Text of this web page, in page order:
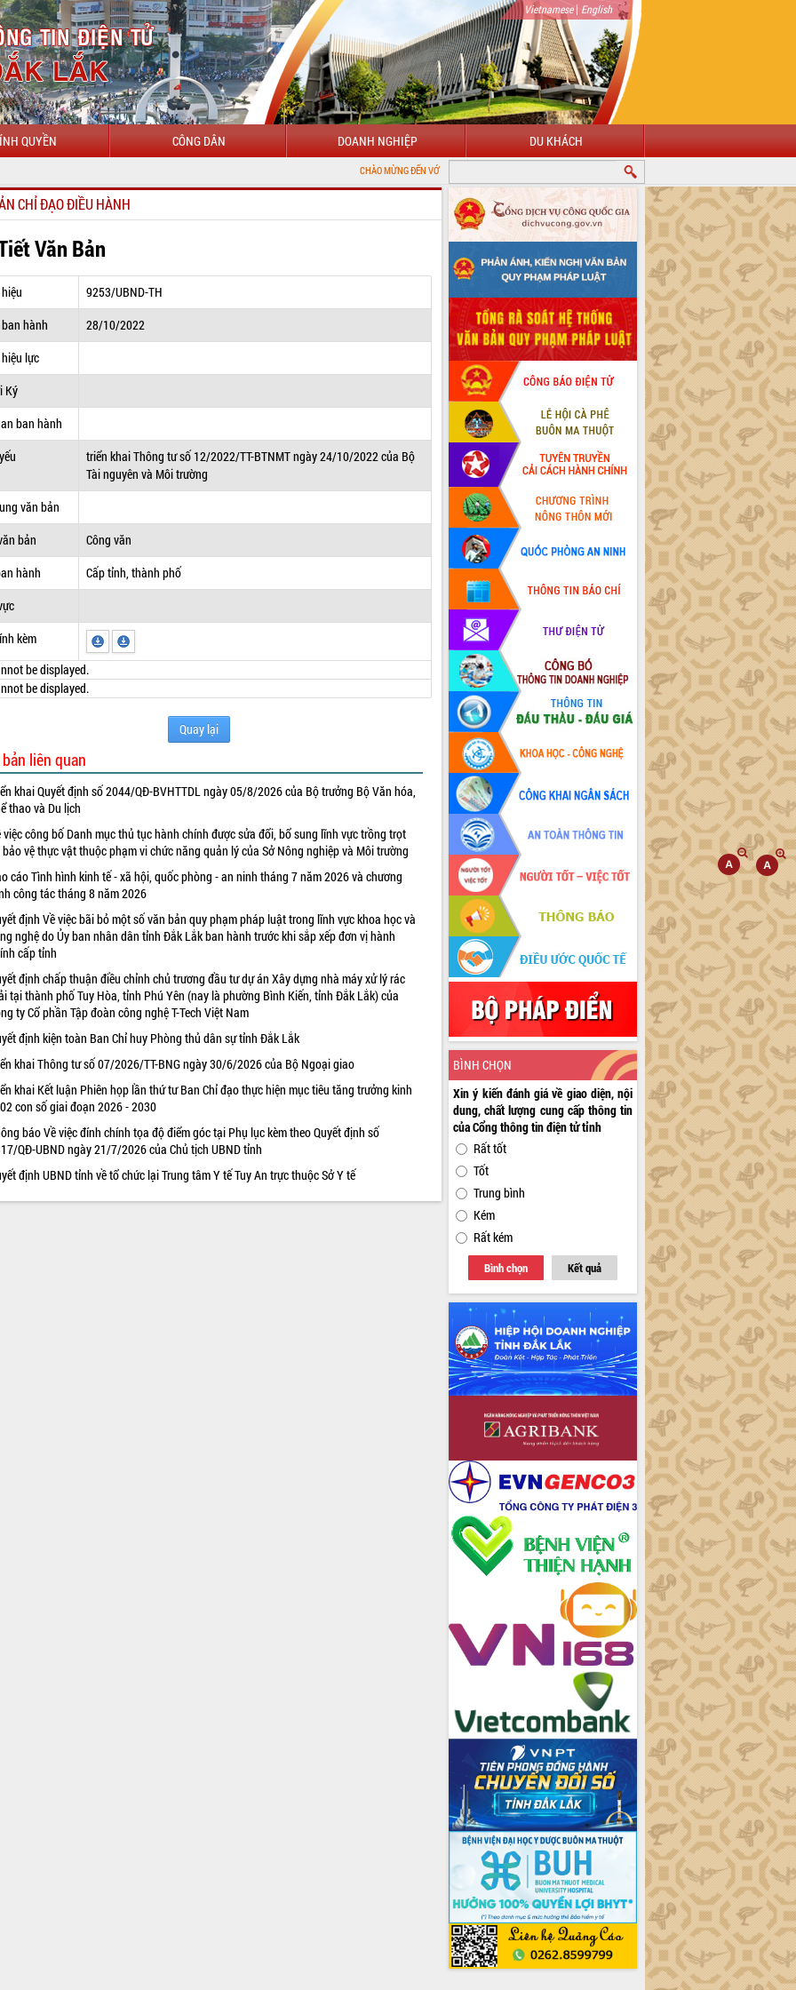
Vietnamese| English
QUYỀN CÔNG DÂN DOANH NGHIỆP DU KHÁCH
CHÀO MỪNG ĐẾN VỚI CỔNG THÔNG TIN ĐIỆN TỬ TỈNH ĐẮK LẮK
CHỈ ĐẠO ĐIỀU HÀNH
Văn Bản
9253/UBND-TH
hành
28/10/2022
lực
Ký
ban hành
triển khai Thông tư số 12/2022/TT-BTNMT ngày 24/10/2022 của Bộ
Tài nguyên và Môi trường
văn bản
bản
Công văn
hành
Cấp tỉnh, thành phố
kèm
be displayed.
be displayed.
Quay lại
liên quan
khai Quyết định số 2044/QĐ-BVHTTDL ngày 05/8/2026 của Bộ trưởng Bộ Văn hóa,
thao và Du lịch
việc công bố Danh mục thủ tục hành chính được sửa đổi, bổ sung lĩnh vực trồng trọt
bảo vệ thực vật thuộc phạm vi chức năng quản lý của Sở Nông nghiệp và Môi trường
cáo Tình hình kinh tế - xã hội, quốc phòng - an ninh tháng 7 năm 2026 và chương
công tác tháng 8 năm 2026
định Về việc bãi bỏ một số văn bản quy phạm pháp luật trong lĩnh vực khoa học và
nghệ do Ủy ban nhân dân tỉnh Đắk Lắk ban hành trước khi sắp xếp đơn vị hành
cấp tỉnh
định chấp thuận điều chỉnh chủ trương đầu tư dự án Xây dựng nhà máy xử lý rác
tại thành phố Tuy Hòa, tỉnh Phú Yên (nay là phường Bình Kiến, tỉnh Đắk Lắk) của
ty Cổ phần Tập đoàn công nghệ T-Tech Việt Nam
định kiện toàn Ban Chỉ huy Phòng thủ dân sự tỉnh Đắk Lắk
khai Thông tư số 07/2026/TT-BNG ngày 30/6/2026 của Bộ Ngoại giao
khai Kết luận Phiên họp lần thứ tư Ban Chỉ đạo thực hiện mục tiêu tăng trưởng kinh
con số giai đoạn 2026 - 2030
báo Về việc đính chính tọa độ điểm góc tại Phụ lục kèm theo Quyết định số
QĐ-UBND ngày 21/7/2026 của Chủ tịch UBND tỉnh
định UBND tỉnh về tổ chức lại Trung tâm Y tế Tuy An trực thuộc Sở Y tế
BÌNH CHỌN
Xin ý kiến đánh giá về giao diện, nội
dung, chất lượng cung cấp thông tin
của Cổng thông tin điện tử tỉnh
Rất tốt
Tốt
Trung bình
Kém
Rất kém
Bình chọn Kết quả